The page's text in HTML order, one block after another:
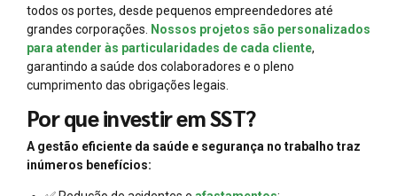
todos os portes, desde pequenos empreendedores até
grandes corporações.
Nossos projetos são personalizados
para atender às particularidades de cada cliente,
garantindo a saúde dos colaboradores e o pleno
cumprimento das obrigações legais.
Por que investir em SST?
A gestão eficiente da saúde e segurança no trabalho traz
inúmeros benefícios: